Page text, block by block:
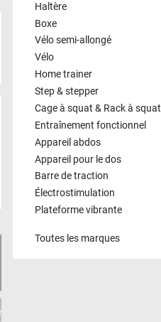
Haltère
Boxe
Vélo semi-allongé
Vélo
Home trainer
Step & stepper
Cage à squat & Rack à squat
Entraînement fonctionnel
Appareil abdos
Appareil pour le dos
Barre de traction
Électrostimulation
Plateforme vibrante
Toutes les marques